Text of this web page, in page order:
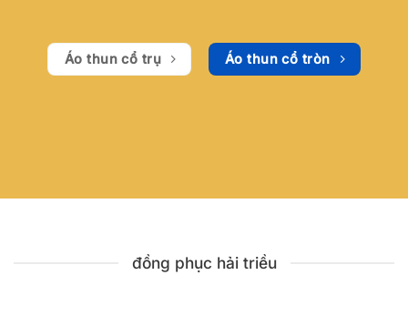
Áo thun cổ trụ Áo thun cổ tròn
đồng phục hải triều